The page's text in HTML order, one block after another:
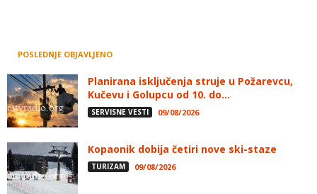
POSLEDNJE OBJAVLJENO
Planirana isključenja struje u Požarevcu,
Kučevu i Golupcu od 10. do...
SERVISNE VESTI 09/08/2026
Kopaonik dobija četiri nove ski-staze
TURIZAM 09/08/2026